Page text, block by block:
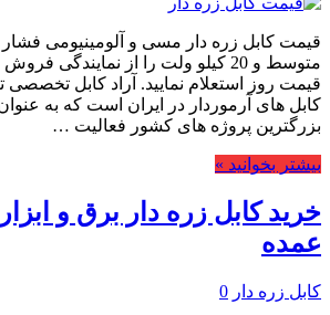
قیمت کابل زره دار مسی و آلومینیومی
متوسط و 20 کیلو ولت را از نمایندگی
قیمت روز استعلام نمایید. آراد کابل
کابل های آرموردار در ایران است که به
بزرگترین پروژه های کشور فعالیت …
بیشتر بخوانید »
خرید کابل زره دار برق و
عمده
کابل زره دار 0